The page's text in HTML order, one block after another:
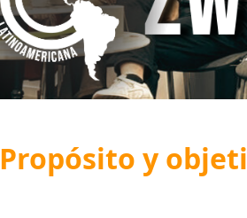
Propósito y